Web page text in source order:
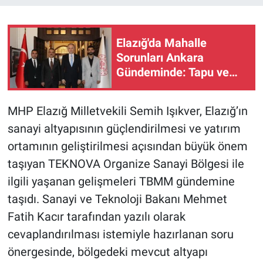
Elazığ'da Mahalle
Sorunları Ankara
Gündeminde: Tapu ve
MHP Elazığ Milletvekili Semih Işıkver, Elazığ’ın
sanayi altyapısının güçlendirilmesi ve yatırım
ortamının geliştirilmesi açısından büyük önem
taşıyan TEKNOVA Organize Sanayi Bölgesi ile
ilgili yaşanan gelişmeleri TBMM gündemine
taşıdı. Sanayi ve Teknoloji Bakanı Mehmet
Fatih Kacır tarafından yazılı olarak
cevaplandırılması istemiyle hazırlanan soru
önergesinde, bölgedeki mevcut altyapı